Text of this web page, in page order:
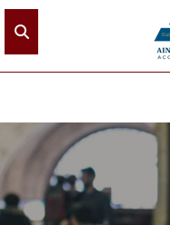
الرئيسيـة
عن الجامعة